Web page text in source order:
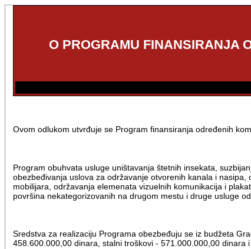
O PROGRAMU FINANSIRANJA
Ovom odlukom utvrđuje se Program finansiranja određenih
Program obuhvata usluge uništavanja štetnih insekata,
obezbeđivanja uslova za održavanje otvorenih kanala i
mobilijara, održavanja elemenata vizuelnih komunikacija i
površina nekategorizovanih na drugom mestu i druge usluge
Sredstva za realizaciju Programa obezbeđuju se iz budžeta
458.600.000,00 dinara, stalni troškovi - 571.000.000,00 dinara